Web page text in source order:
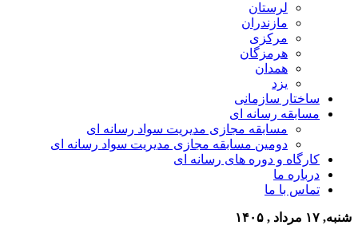
لرستان
مازندران
مرکزی
هرمزگان
همدان
یزد
ساختار سازمانی
مسابقه رسانه ای
مسابقه مجازی مدیریت سواد رسانه ای
دومین مسابقه مجازی مدیریت سواد رسانه ای
کارگاه و دوره های رسانه ای
درباره ما
تماس با ما
شنبه, ۱۷ مرداد , ۱۴۰۵